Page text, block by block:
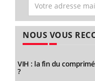
NOUS VOUS
VIH : la fin du
?